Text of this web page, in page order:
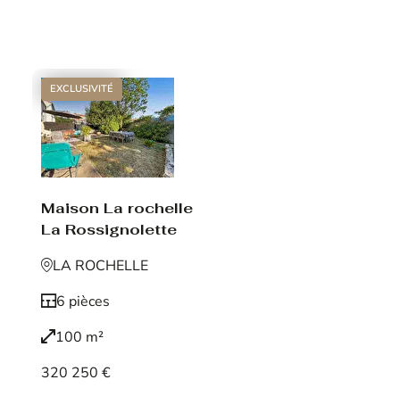
EXCLUSIVITÉ
Maison La rochelle
La Rossignolette
LA ROCHELLE
6 pièces
100 m²
320 250 €